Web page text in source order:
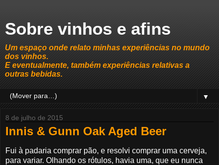
Sobre vinhos e afins
Um espaço onde relato minhas experiências no mundo
dos vinhos.
E eventualmente, também experiências relativas a
outras bebidas.
▼
8 de julho de 2015
Innis & Gunn Oak Aged Beer
Fui à padaria comprar pão, e resolvi comprar uma cerveja,
para variar. Olhando os rótulos, havia uma, que eu nunca